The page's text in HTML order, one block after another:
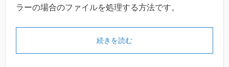
ラーの場合のファイルを処理する方法です。
続きを読む